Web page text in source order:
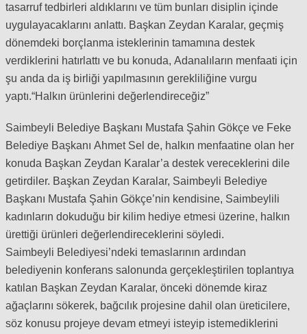
tasarruf tedbirleri aldıklarını ve tüm bunları disiplin içinde
uygulayacaklarını anlattı. Başkan Zeydan Karalar, geçmiş
dönemdeki borçlanma isteklerinin tamamına destek
verdiklerini hatırlattı ve bu konuda, Adanalıların menfaati için
şu anda da iş birliği yapılmasının gerekliliğine vurgu
yaptı.“Halkın ürünlerini değerlendireceğiz”
Saimbeyli Belediye Başkanı Mustafa Şahin Gökçe ve Feke
Belediye Başkanı Ahmet Sel de, halkın menfaatine olan her
konuda Başkan Zeydan Karalar’a destek vereceklerini dile
getirdiler. Başkan Zeydan Karalar, Saimbeyli Belediye
Başkanı Mustafa Şahin Gökçe’nin kendisine, Saimbeylili
kadınların dokuduğu bir kilim hediye etmesi üzerine, halkın
ürettiği ürünleri değerlendireceklerini söyledi.
Saimbeyli Belediyesi’ndeki temaslarının ardından
belediyenin konferans salonunda gerçekleştirilen toplantıya
katılan Başkan Zeydan Karalar, önceki dönemde kiraz
ağaçlarını sökerek, bağcılık projesine dahil olan üreticilere,
söz konusu projeye devam etmeyi isteyip istemediklerini